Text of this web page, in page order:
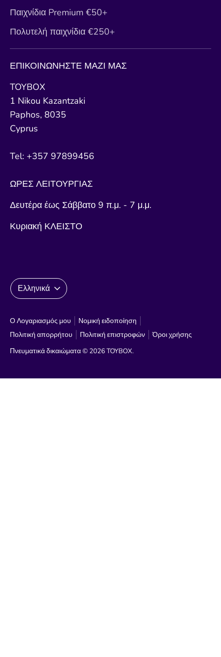
Παιχνίδια Premium €50+
Πολυτελή παιχνίδια €250+
ΕΠΙΚΟΙΝΩΝΗΣΤΕ ΜΑΖΙ ΜΑΣ
TOYBOX
1 Nikou Kazantzaki
Paphos, 8035
Cyprus
Tel: +357 97899456
ΩΡΕΣ ΛΕΙΤΟΥΡΓΙΑΣ
Δευτέρα έως Σάββατο 9 π.μ. - 7 μ.μ.
Κυριακή ΚΛΕΙΣΤΟ
Ο Λογαριασμός μου
Νομική ειδοποίηση
Πολιτική απορρήτου
Πολιτική επιστροφών
Όροι χρήσης
Πνευματικά δικαιώματα © 2026TOYBOX.
Γλώσσα
Ελληνικά